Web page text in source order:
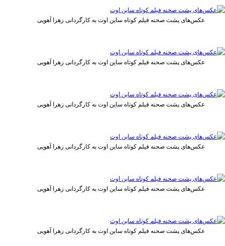
عکس‌های پشت صحنه فیلم کوتاه ساین اوت به کارگردانی زهرا آهویی
عکس‌های پشت صحنه فیلم کوتاه ساین اوت به کارگردانی زهرا آهویی
عکس‌های پشت صحنه فیلم کوتاه ساین اوت به کارگردانی زهرا آهویی
عکس‌های پشت صحنه فیلم کوتاه ساین اوت به کارگردانی زهرا آهویی
عکس‌های پشت صحنه فیلم کوتاه ساین اوت به کارگردانی زهرا آهویی
عکس‌های پشت صحنه فیلم کوتاه ساین اوت به کارگردانی زهرا آهویی